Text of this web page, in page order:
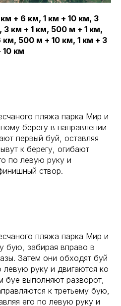
+ 6 км, 1 км + 10 км, 3
км + 1 км, 500 м + 1 км,
500 м + 10 км, 1 км + 3
10 км
пляжа парка Мир и
берегу в направлении
первый буй, оставляя
к берегу, огибают
по левую руку и
створ.
пляжа парка Мир и
бую, забирая вправо в
Затем они обходят буй
левую руку и двигаются ко
выполняют разворот,
к третьему бую,
его по левую руку и